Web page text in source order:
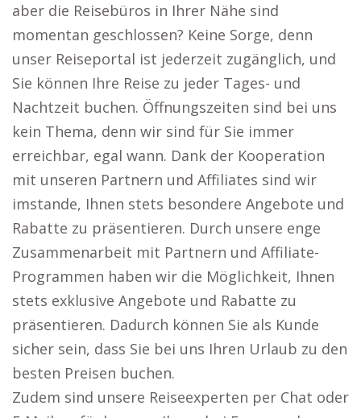
aber die Reisebüros in Ihrer Nähe sind
momentan geschlossen? Keine Sorge, denn
unser Reiseportal ist jederzeit zugänglich, und
Sie können Ihre Reise zu jeder Tages- und
Nachtzeit buchen. Öffnungszeiten sind bei uns
kein Thema, denn wir sind für Sie immer
erreichbar, egal wann. Dank der Kooperation
mit unseren Partnern und Affiliates sind wir
imstande, Ihnen stets besondere Angebote und
Rabatte zu präsentieren. Durch unsere enge
Zusammenarbeit mit Partnern und Affiliate-
Programmen haben wir die Möglichkeit, Ihnen
stets exklusive Angebote und Rabatte zu
präsentieren. Dadurch können Sie als Kunde
sicher sein, dass Sie bei uns Ihren Urlaub zu den
besten Preisen buchen.
Zudem sind unsere Reiseexperten per Chat oder